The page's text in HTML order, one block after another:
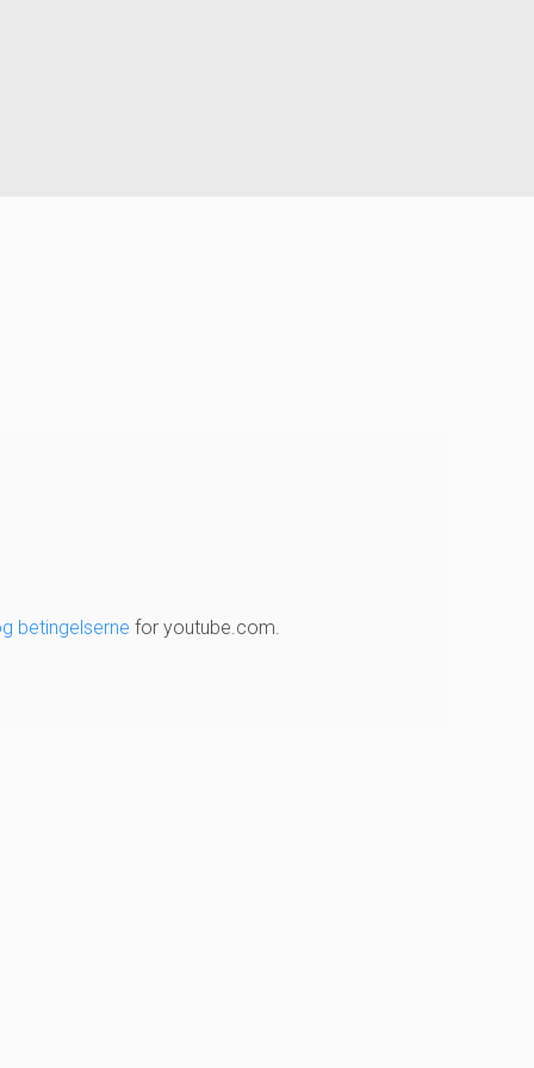
betingelserne for youtube.com.